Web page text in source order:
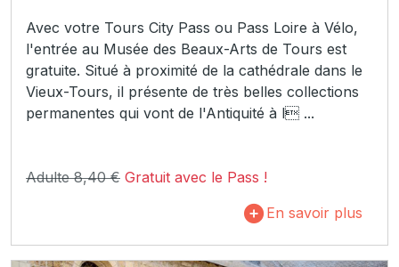
Avec votre Tours City Pass ou Pass Loire à Vélo,
l'entrée au Musée des Beaux-Arts de Tours est
gratuite. Situé à proximité de la cathédrale dans le
Vieux-Tours, il présente de très belles collections
permanentes qui vont de l'Antiquité à l ...
Adulte 8,40 € Gratuit avec le Pass !
En savoir plus